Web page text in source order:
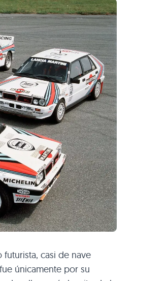
casi de nave
únicamente por su